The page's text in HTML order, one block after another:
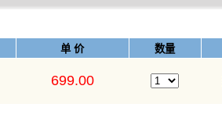
单 价 数量
699.00